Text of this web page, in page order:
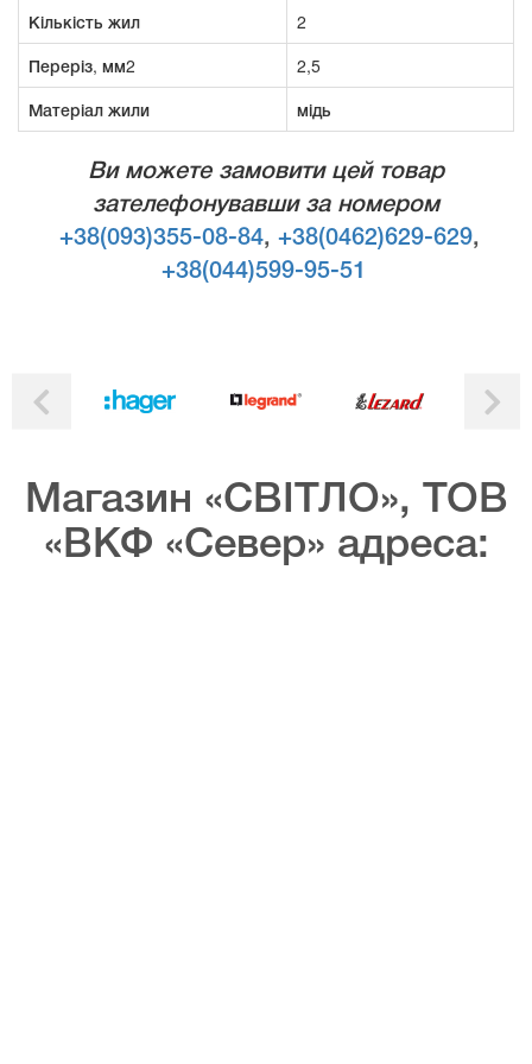
Кількість жил
2
Переріз, мм2
2,5
Матеріал жили
мідь
Ви можете замовити цей товар
зателефонувавши за номером
+38(093)355-08-84, +38(0462)629-629,
+38(044)599-95-51
Магазин «СВІТЛО», ТОВ
«ВКФ «Север» адреса: